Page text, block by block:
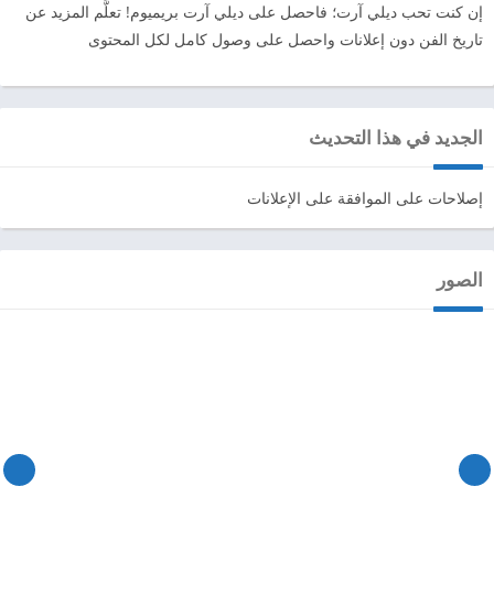
إن كنت تحب ديلي آرت؛ فاحصل على ديلي آرت بريميوم! تعلَّم المزيد عن
تاريخ الفن دون إعلانات واحصل على وصول كامل لكل المحتوى
الجديد في هذا التحديث
إصلاحات على الموافقة على الإعلانات
الصور